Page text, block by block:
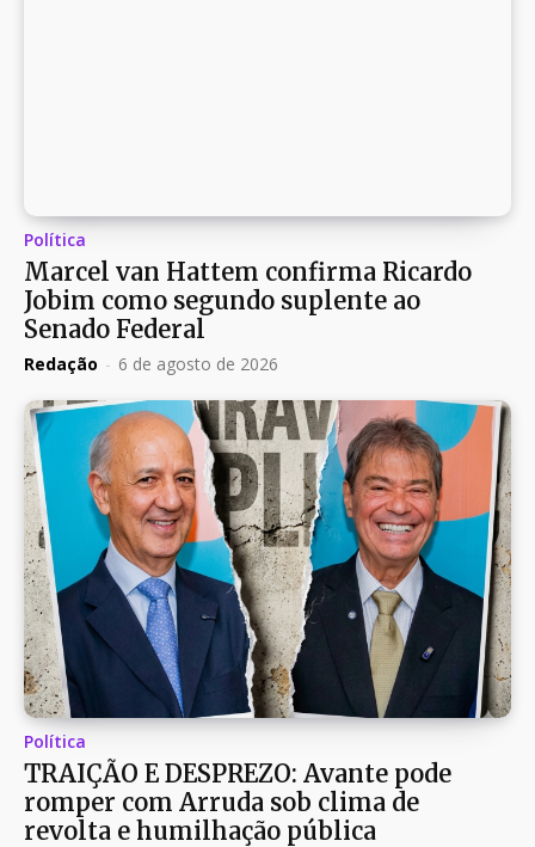
Política
Marcel van Hattem confirma Ricardo
Jobim como segundo suplente ao
Senado Federal
Redação - 6 de agosto de 2026
Política
TRAIÇÃO E DESPREZO: Avante pode
romper com Arruda sob clima de
revolta e humilhação pública